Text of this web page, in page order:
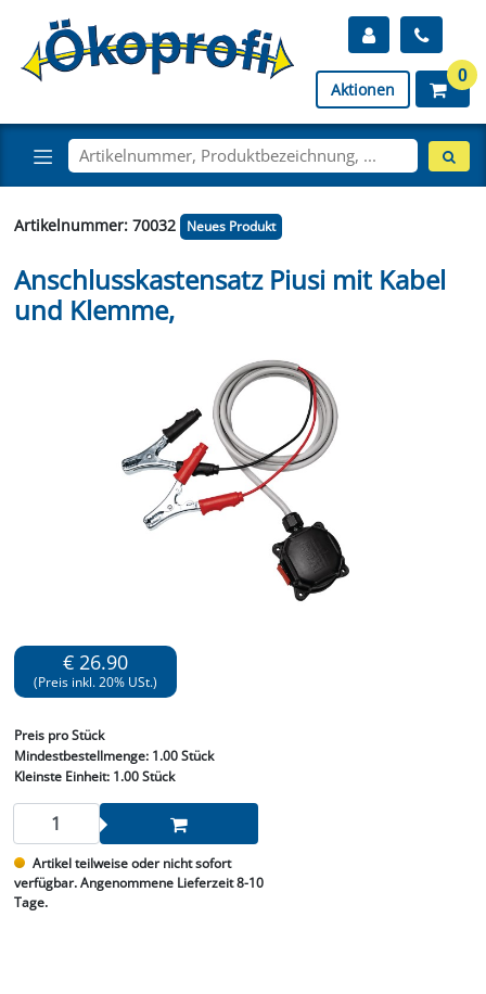
Aktionen
0
Artikelnummer: 70032 Neues Produkt
Anschlusskastensatz Piusi mit Kabel
und Klemme,
€ 26.90
(Preis inkl. 20% USt.)
Preis pro Stück
Mindestbestellmenge: 1.00 Stück
Kleinste Einheit:1.00 Stück
Artikel teilweise oder nicht sofort
verfügbar. Angenommene Lieferzeit 8-10
Tage.